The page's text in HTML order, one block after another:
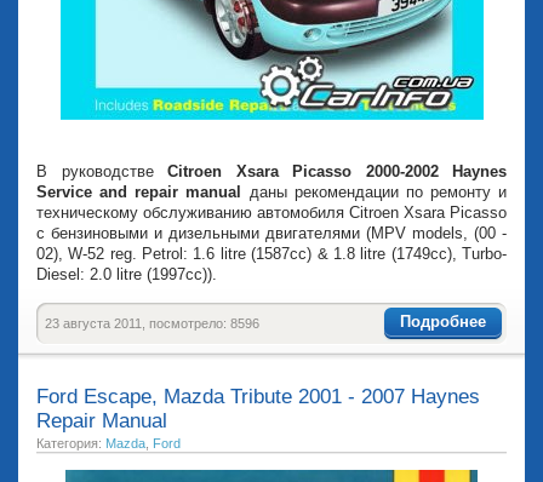
В руководстве Citroen Xsara Picasso 2000-2002 Haynes
Service and repair manual
даны рекомендации по ремонту и
техническому обслуживанию автомобиля Сitroen Xsara Picasso
с бензиновыми и дизельными двигателями (MPV models, (00 -
02), W-52 reg. Petrol: 1.6 litre (1587cc) & 1.8 litre (1749cc), Turbo-
Diesel: 2.0 litre (1997cc)).
Подробнее
23 августа 2011, посмотрело: 8596
Ford Escape, Mazda Tribute 2001 - 2007 Haynes
Repair Manual
Категория: Mazda Ford